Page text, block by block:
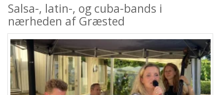
Salsa-, latin-, og cuba-bands i
nærheden af Græsted